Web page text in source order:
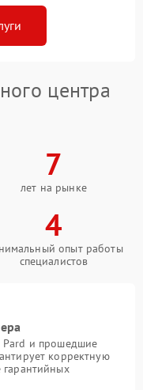
центра
7
лет на рынке
4
опыт работы
специалистов
Pard и прошедшие
корректную
гарантийных